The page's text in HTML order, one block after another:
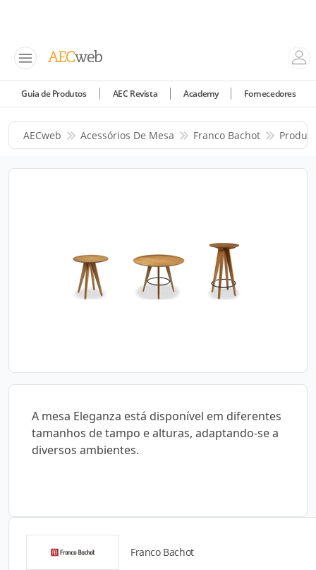
Guia de Produtos AEC Revista Academy Fornecedores
AECweb Acessórios De Mesa Franco Bachot
A mesa Eleganza está disponível em diferentes
tamanhos de tampo e alturas, adaptando-se a
diversos ambientes.
Franco Bachot
Catálogos para Download